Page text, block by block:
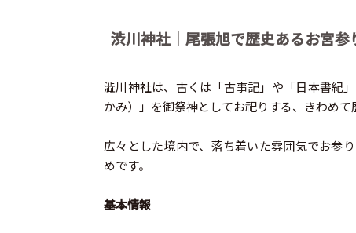
渋川神社｜尾張旭で歴史あるお宮参
澁川神社は、古くは「古事記」や「日本書紀
かみ）」を御祭神としてお祀りする、きわめて
広々とした境内で、落ち着いた雰囲気でお参
めです。
基本情報